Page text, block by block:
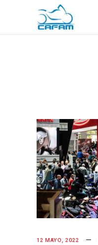
12 MAYO, 2022